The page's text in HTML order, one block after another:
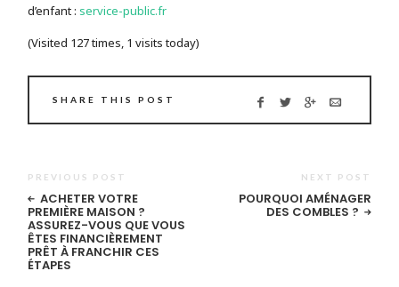
d’enfant :service-public.fr
(Visited 127 times, 1 visits today)
SHARE THIS POST
PREVIOUS POST
ACHETER VOTRE
PREMIÈRE MAISON ?
ASSUREZ-VOUS QUE VOUS
ÊTES FINANCIÈREMENT
PRÊT À FRANCHIR CES
ÉTAPES
NEXT POST
POURQUOI AMÉNAGER
DES COMBLES ?